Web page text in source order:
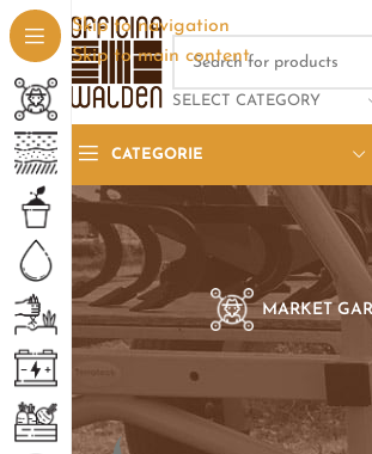
Skip to navigation
Skip to main content
SELECT CATEGORY
CATEGORIE
MARKET
SELEZIONE PER BRAND